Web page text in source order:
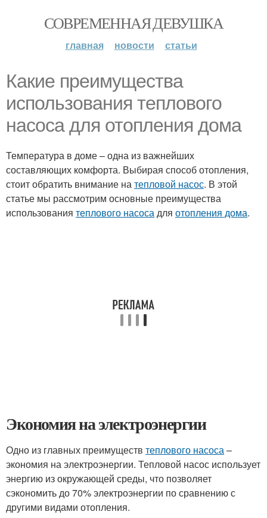
СОВРЕМЕННАЯ ДЕВУШКА
главная новости статьи
Какие преимущества
использования теплового
насоса для отопления дома
Температура в доме – одна из важнейших
составляющих комфорта. Выбирая способ отопления,
стоит обратить внимание натепловой насос. В этой
статье мы рассмотрим основные преимущества
использования теплового насосадля отопления дома.
Экономия на электроэнергии
Одно из главных преимуществ теплового насоса–
экономия на электроэнергии. Тепловой насос использует
энергию из окружающей среды, что позволяет
сэкономить до 70% электроэнергии по сравнению с
другими видами отопления.